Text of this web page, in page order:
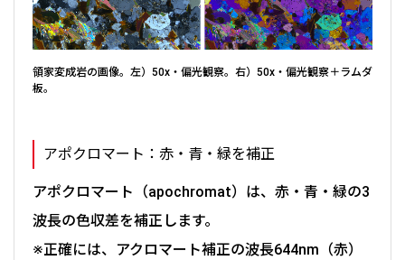
領家変成岩の画像。左）50x・偏光観察。右）50x・偏光観察＋ラムダ
板。
アポクロマート：赤・青・緑を補正
アポクロマート（apochromat）は、赤・青・緑の3
波長の色収差を補正します。
※正確には、アクロマート補正の波長644nm（赤）